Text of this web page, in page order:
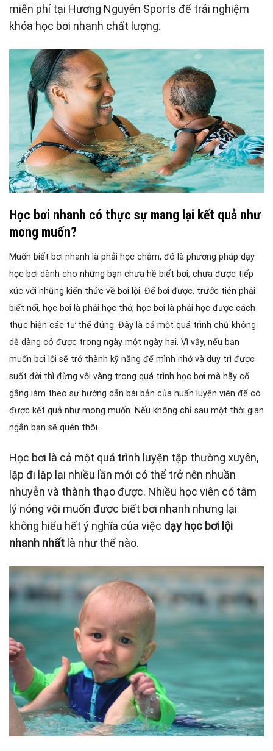
miễn phí tại Hương Nguyên Sports để trải nghiệm
khóa học bơi nhanh chất lượng.
Học bơi nhanh có thực sự mang lại kết quả như
mong muốn?
Muốn biết bơi nhanh là phải học chậm, đó là phương pháp dạy
học bơi dành cho những bạn chưa hề biết bơi, chưa được tiếp
xúc với những kiến thức về bơi lội. Để bơi được, trước tiên phải
biết nổi, học bơi là phải học thở, học bơi là phải học được cách
thực hiện các tư thế đúng. Đây là cả một quá trình chứ không
dễ dàng có được trong ngày một ngày hai. Vì vậy, nếu bạn
muốn bơi lội sẽ trở thành kỹ năng để mình nhớ và duy trì được
suốt đời thì đừng vội vàng trong quá trình học bơi mà hãy cố
gắng làm theo sự hướng dẫn bài bản của huấn luyện viên để có
được kết quả như mong muốn. Nếu không chỉ sau một thời gian
ngắn bạn sẽ quên thôi.
Học bơi là cả một quá trình luyện tập thường xuyên,
lặp đi lặp lại nhiều lần mới có thể trở nên nhuần
nhuyễn và thành thạo được. Nhiều học viên có tâm
lý nóng vội muốn được biết bơi nhanh nhưng lại
không hiểu hết ý nghĩa của việc dạy học bơi lội
nhanh nhất là như thế nào.